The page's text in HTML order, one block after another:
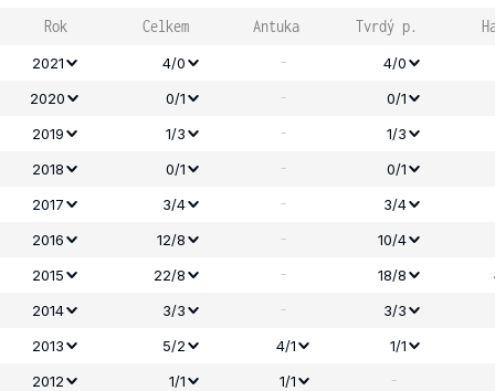
Rok Celkem Antuka Tvrdý p.
2021 4/0 -
4/0
2020
0/1 -
0/1
2019
1/3 -
1/3
2018
0/1 -
0/1
2017
3/4 -
3/4
2016
12/8 - 10/4
2015
22/8 - 18/8
2014
3/3 -
3/3
2013
5/2 4/1
1/1
2012
1/1 1/1 -